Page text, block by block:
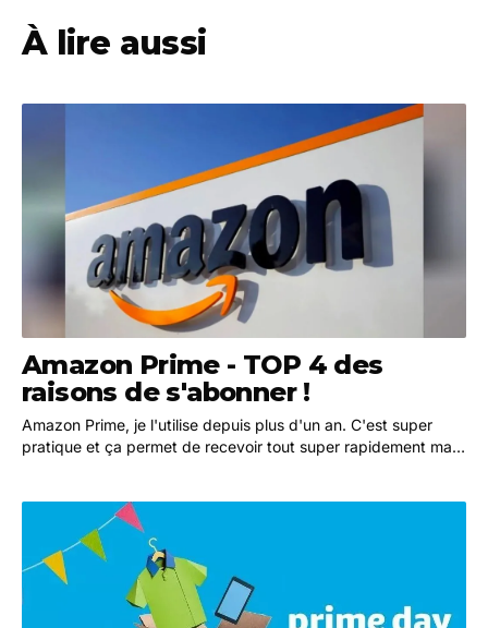
À lire aussi
Amazon Prime - TOP 4 des
raisons de s'abonner !
Amazon Prime, je l'utilise depuis plus d'un an. C'est super
pratique et ça permet de recevoir tout super rapidement mais